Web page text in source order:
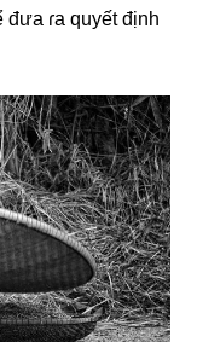
ɾa quyết định